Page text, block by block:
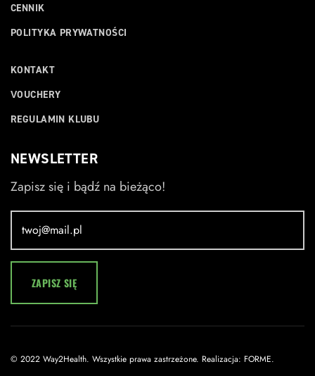
CENNIK
POLITYKA PRYWATNOŚCI
KONTAKT
VOUCHERY
REGULAMIN KLUBU
NEWSLETTER
Zapisz się i bądź na bieżąco!
© 2022 Way2Health. Wszystkie prawa zastrzeżone. Realizacja: FORME.